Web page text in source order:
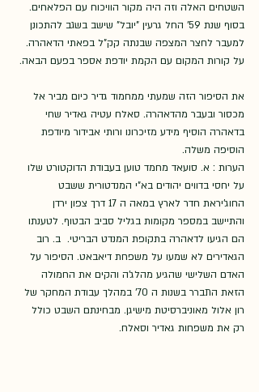
השטחים האלה וזה היה מקור הוויכוח עם הפלאחים.
בסוף שנת 59' החל גרעין "יובל" שישב בשגב להתכונן
למעבר לחצר המצפה שבנתה קק"ל בפאתי הדאהרה.
על קורות המקום עם הקמת יודפת אספר בפעם הבאה.
את הסיפור הזה שמעתי ממחמוד גדיר כיום מביר אל
מכסור ובעבר מהדאהרה. סאלח עטיה גאדיר שחי
בדאהרה הוסיף מידע מזיכרונו ורותי אבידור מיודפת
הוסיפה משלה.
הערות : א. סועאד מחמד טוען בעבודת הדוקטורט שלו
על יחסי בדווים יהודים בא"י המנדטורית ששבט
החוג'יראת חדר לארץ במאה ה 17 דרך צפון ירדן
והתיישב במספר מקומות בגליל סביב הבטוף. לטענתו
הם הגיעו לדאהרה בתקופת המנדט הבריטי.  ב. רוב
הגאדירים לא שמעו על משפחת דיאבאט. הסיפור על
האדם השלישי שהגיע מהלג'ה והקים את החמולה
הזאת התברר בשנות ה 70' במהלך עבודת המחקר של
רון אלול מאוניברסיטת מישיגן. מבחינתם השבט כולל
רק את משפחות גאדיר וסאלח.